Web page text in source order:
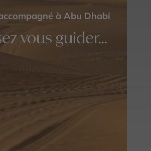
à Abu Dhabi
vous guider...